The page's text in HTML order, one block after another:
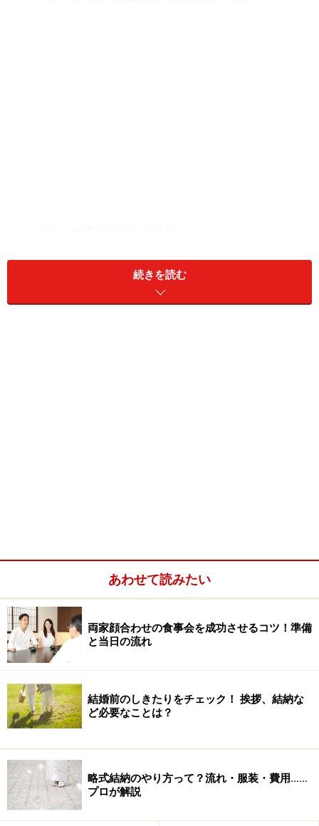
お日柄にこだわったほうがいい？
二人にこだわりはなくても親が気にする場合があります
ので、事前に確認しておくといいでしょう。
続きを読む
あわせて読みたい
両家顔合わせの食事会を成功させるコツ！準備
と当日の流れ
結婚前のしきたりをチェック！ 挨拶、結納な
ど必要なことは？
略式結納のやり方って？流れ・服装・費用……
プロが解説